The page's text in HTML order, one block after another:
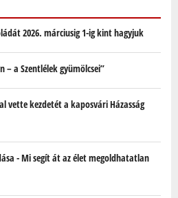
2026. márciusig 1-ig kint hagyjuk
– a Szentlélek gyümölcsei”
vette kezdetét a kaposvári Házasság
- Mi segít át az élet megoldhatatlan